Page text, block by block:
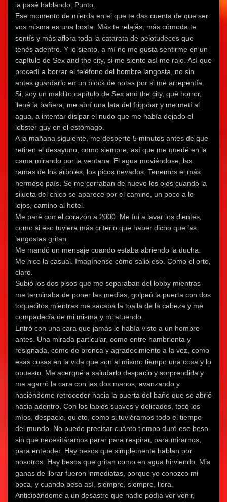
la pasé hablando. Punto.
Ese momento de mierda en el que te das cuenta de que ser
vos misma es una bosta. Más te relajás, más cómoda te
sentís y más aflora toda la catarata de pelotudeces que
tenés adentro. Y lo siento, a mí no me gusta sentirme en un
capítulo de Sex and the city, si me siento así me rajo. Así que
procedí a borrar el teléfono del hombre langosta, no sin
antes guardarlo en un block de notas por si me arrepentía.
Si, soy un maldito capítulo de Sex and the city, qué horror,
llené la bañera, me abrí una lata del frigobar y me metí al
agua, a intentar disipar el nudo que me había dejado el
lobster guy en el estómago.
A la mañana siguiente, me desperté 5 minutos antes de que
retiren el desayuno, como siempre, así que me quedé en la
cama mirando por la ventana. El agua moviéndose, las
ramas de los árboles, los picos nevados. Tenemos el más
hermoso país. Se me cerraban de nuevo los ojos cuando la
silueta del chico se aparece por el camino, un poco a lo
lejos, camino al hotel.
Me paré con el corazón a 2000. Me fui a lavar los dientes,
como si eso tuviera más criterio que haber dicho que las
langostas gritan.
Me mandó un mensaje cuando estaba abriendo la ducha.
Me hice la casual. Imagínense cómo salió eso. Como el orto,
claro.
Subió los dos pisos que me separaban del lobby mientras
me terminaba de poner las medias, golpeó la puerta con dos
toquecitos mientras me sacaba la toalla de la cabeza y me
compadecía de mi misma y mi atuendo.
Entró con una cara que jamás le había visto a un hombre
antes. Una mirada particular, como entre hambrienta y
resignada, como de bronca y agradecimiento a la vez, como
esas cosas en la vida que son al mismo tiempo una cosa y lo
opuesto. Me acerqué a saludarlo despacio y sorprendida y
me agarró la cara con las dos manos, avanzando y
haciéndome retroceder hacia la puerta del baño que se abrió
hacia adentro. Con los labios suaves y delicados, tocó los
míos, despacio, quieto, como si tuviéramos todo el tiempo
del mundo. No puedo precisar cuánto tiempo duró ese beso
sin que necesitáramos parar para respirar, para mirarnos,
para entender. Hay besos que simplemente hablan por
nosotros. Hay besos que gritan como en agua hirviendo. Mis
ganas de llorar fueron inmediatas, porque yo conozco mi
boca, y cuando besa así, siempre, siempre, llora.
Anticipándome a un desastre que nadie podía ver venir,